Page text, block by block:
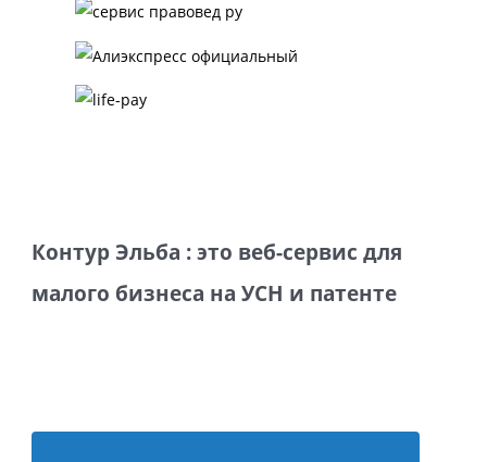
Контур Эльба : это веб-сервис для
малого бизнеса на УСН и патенте